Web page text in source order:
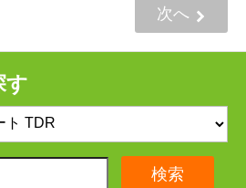
次へ
す
検索